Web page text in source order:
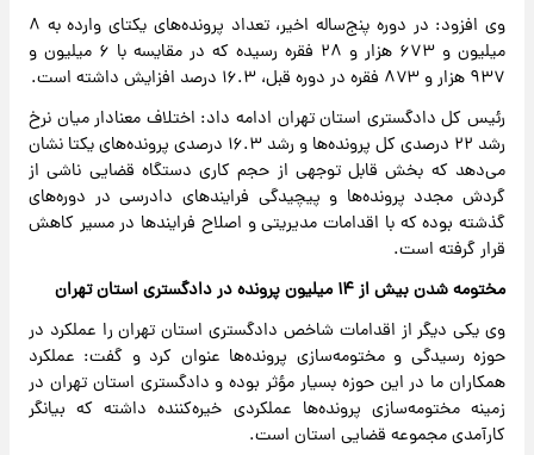
وی افزود: در دوره پنج‌ساله اخیر، تعداد پرونده‌های یکتای وارده به ۸
میلیون و ۶۷۳ هزار و ۲۸ فقره رسیده که در مقایسه با ۶ میلیون و
۹۳۷ هزار و ۸۷۳ فقره در دوره قبل، ۱۶.۳ درصد افزایش داشته است.
رئیس کل دادگستری استان تهران ادامه داد: اختلاف معنادار میان نرخ
رشد ۲۲ درصدی کل پرونده‌ها و رشد ۱۶.۳ درصدی پرونده‌های یکتا نشان
می‌دهد که بخش قابل توجهی از حجم کاری دستگاه قضایی ناشی از
گردش مجدد پرونده‌ها و پیچیدگی فرایندهای دادرسی در دوره‌های
گذشته بوده که با اقدامات مدیریتی و اصلاح فرایندها در مسیر کاهش
قرار گرفته است.
مختومه شدن بیش از ۱۴ میلیون پرونده در دادگستری استان تهران
وی یکی دیگر از اقدامات شاخص دادگستری استان تهران را عملکرد در
حوزه رسیدگی و مختومه‌سازی پرونده‌ها عنوان کرد و گفت: عملکرد
همکاران ما در این حوزه بسیار مؤثر بوده و دادگستری استان تهران در
زمینه مختومه‌سازی پرونده‌ها عملکردی خیره‌کننده داشته که بیانگر
کارآمدی مجموعه قضایی استان است.